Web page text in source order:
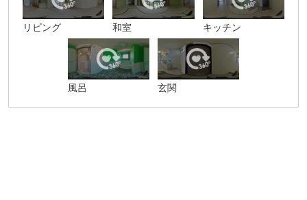
リビング 和室 キッチン
風呂 玄関